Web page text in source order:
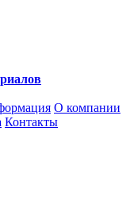
О компании
Контакты